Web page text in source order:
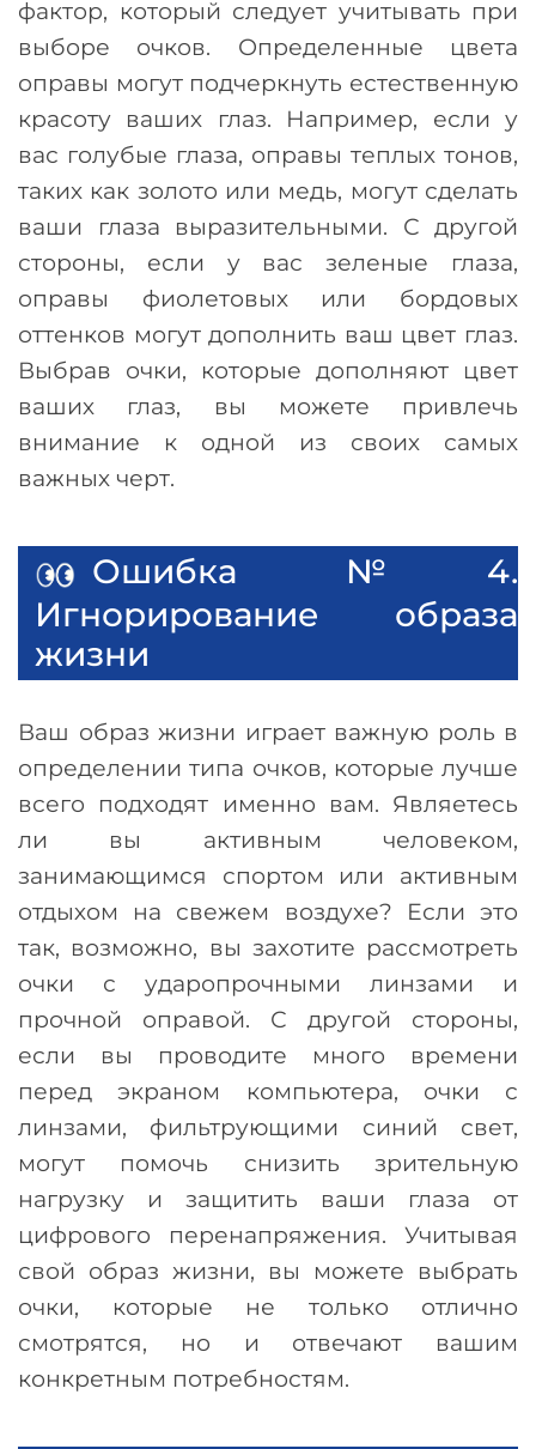
фактор, который следует учитывать при
выборе очков. Определенные цвета
оправы могут подчеркнуть естественную
красоту ваших глаз. Например, если у
вас голубые глаза, оправы теплых тонов,
таких как золото или медь, могут сделать
ваши глаза выразительными. С другой
стороны, если у вас зеленые глаза,
оправы фиолетовых или бордовых
оттенков могут дополнить ваш цвет глаз.
Выбрав очки, которые дополняют цвет
ваших глаз, вы можете привлечь
внимание к одной из своих самых
важных черт.
Ошибка №4.
Игнорирование образа
жизни
Ваш образ жизни играет важную роль в
определении типа очков, которые лучше
всего подходят именно вам. Являетесь
ли вы активным человеком,
занимающимся спортом или активным
отдыхом на свежем воздухе? Если это
так, возможно, вы захотите рассмотреть
очки с ударопрочными линзами и
прочной оправой. С другой стороны,
если вы проводите много времени
перед экраном компьютера, очки с
линзами, фильтрующими синий свет,
могут помочь снизить зрительную
нагрузку и защитить ваши глаза от
цифрового перенапряжения. Учитывая
свой образ жизни, вы можете выбрать
очки, которые не только отлично
смотрятся, но и отвечают вашим
конкретным потребностям.